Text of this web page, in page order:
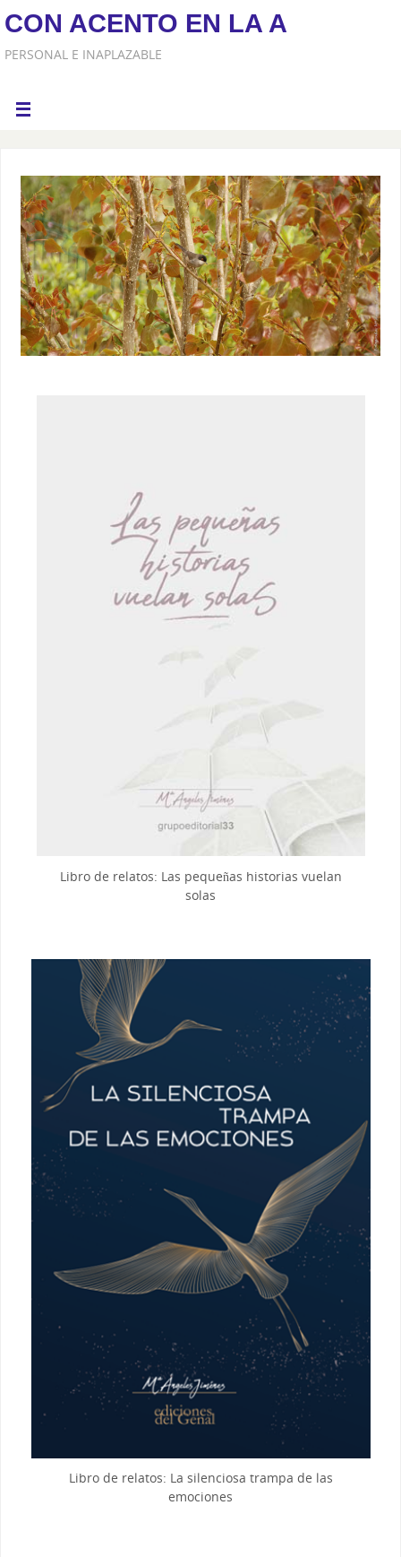
CON ACENTO EN LA A
PERSONAL E INAPLAZABLE
Libro de relatos: Las pequeñas historias vuelan
solas
Libro de relatos: La silenciosa trampa de las
emociones